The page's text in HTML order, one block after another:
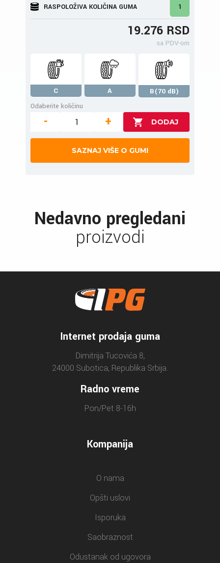
RASPOLOŽIVA KOLIČINA GUMA 1
19.276 RSD
sa PDV-om
C A
B(70 dB)
Odaberite količinu
- +
SAZNAJ VIŠE O GUMI
Nedavno pregledani
proizvodi
Internet prodaja guma
Dimitrija Tucovića 8,
24000 Subotica, Republika Srbija.
Radno vreme
Pon/Pet 8-16h
Kompanija
O nama
Opšti uslovi
Isporuka
Saobraznost
Odustanak od ugovora